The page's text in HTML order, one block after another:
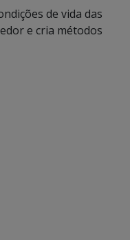
de vida das
e cria métodos